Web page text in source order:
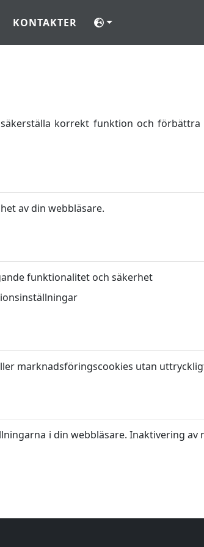
KONTAKTER
korrekt funktion och förbättra
av din webbläsare.
funktionalitet och säkerhet
marknadsföringscookies utan
i din webbläsare. Inaktivering av